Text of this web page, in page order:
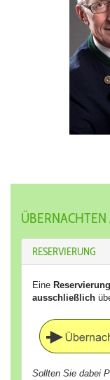
RESERVIERUNG
Eine Reservierung
ausschließlich
Sollten Sie dabei